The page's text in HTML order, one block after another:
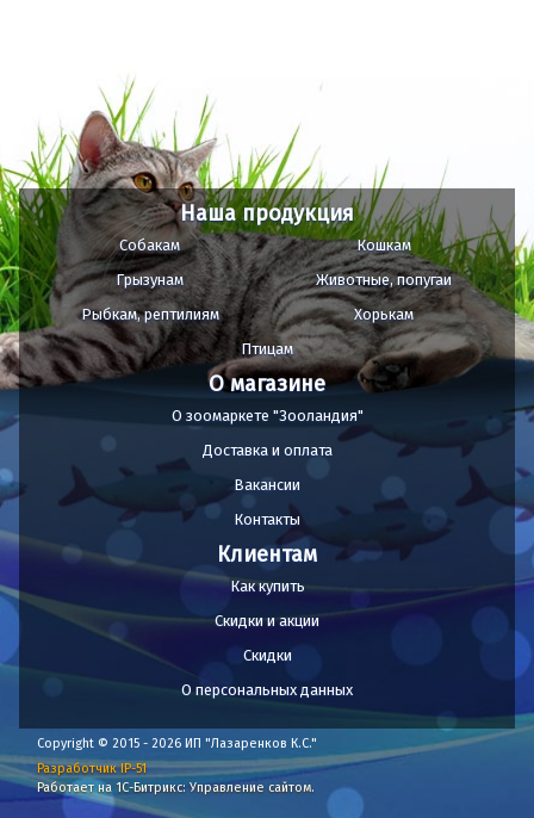
Наша продукция
Собакам
Кошкам
Грызунам
Животные, попугаи
Рыбкам, рептилиям
Хорькам
Птицам
О магазине
О зоомаркете "Зооландия"
Доставка и оплата
Вакансии
Контакты
Клиентам
Как купить
Скидки и акции
Скидки
О персональных данных
Copyright © 2015 - 2026 ИП "Лазаренков К.С."
Разработчик IP-51
Работает на 1С-Битрикс: Управление сайтом.